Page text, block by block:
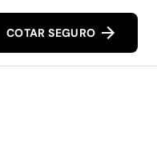
COTAR SEGURO